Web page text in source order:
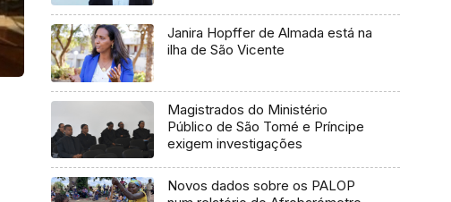
Janira Hopffer de Almada está na
ilha de São Vicente
Magistrados do Ministério
Público de São Tomé e Príncipe
exigem investigações
Novos dados sobre os PALOP